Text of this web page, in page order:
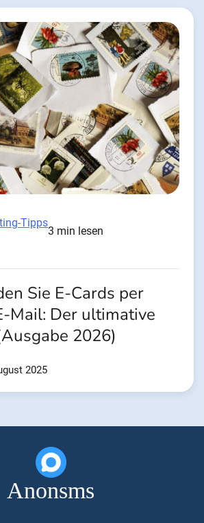
Tipps
3 min lesen
Sie E-Cards per
Mail: Der ultimative
2026)
2025
Anonsms